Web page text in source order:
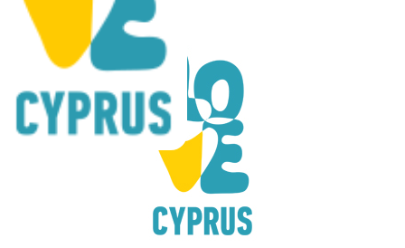
PIZZA MINE